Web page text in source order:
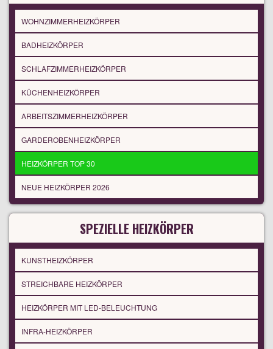
WOHNZIMMERHEIZKÖRPER
BADHEIZKÖRPER
SCHLAFZIMMERHEIZKÖRPER
KÜCHENHEIZKÖRPER
ARBEITSZIMMERHEIZKÖRPER
GARDEROBENHEIZKÖRPER
HEIZKÖRPER TOP 30
NEUE HEIZKÖRPER 2026
SPEZIELLE HEIZKÖRPER
KUNSTHEIZKÖRPER
STREICHBARE HEIZKÖRPER
HEIZKÖRPER MIT LED-BELEUCHTUNG
INFRA-HEIZKÖRPER